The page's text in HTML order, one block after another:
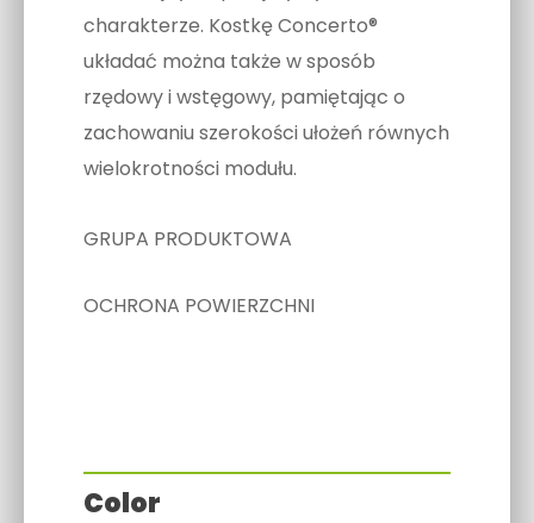
charakterze. Kostkę Concerto®
układać można także w sposób
rzędowy i wstęgowy, pamiętając o
zachowaniu szerokości ułożeń równych
wielokrotności modułu.
GRUPA PRODUKTOWA
OCHRONA POWIERZCHNI
Color